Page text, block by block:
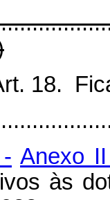
18.
Anexo II
às